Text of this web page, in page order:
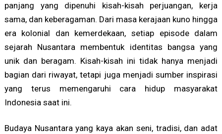
panjang yang dipenuhi kisah-kisah perjuangan, kerja
sama, dan keberagaman. Dari masa kerajaan kuno hingga
era kolonial dan kemerdekaan, setiap episode dalam
sejarah Nusantara membentuk identitas bangsa yang
unik dan beragam. Kisah-kisah ini tidak hanya menjadi
bagian dari riwayat, tetapi juga menjadi sumber inspirasi
yang terus memengaruhi cara hidup masyarakat
Indonesia saat ini.
Budaya Nusantara yang kaya akan seni, tradisi, dan adat